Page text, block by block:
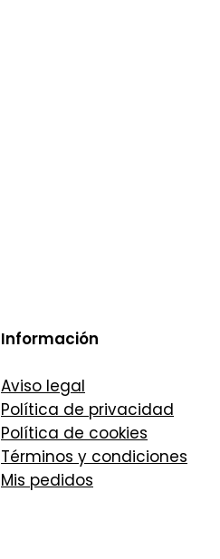
Información
Aviso legal
Política de privacidad
Política de cookies
Términos y condiciones
Mis pedidos